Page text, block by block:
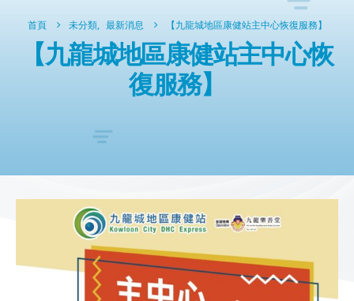
首頁 未分類, 最新消息 【九龍城地區康健站主中心恢復服務】
【九龍城地區康健站主中心恢
復服務】